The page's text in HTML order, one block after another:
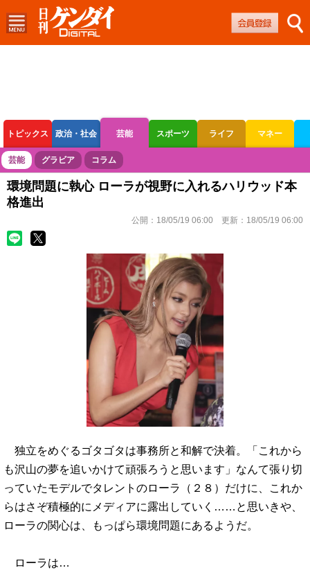
トピックス 政治・社会 芸能 スポーツ ライフ マネー
ボートレース 競輪 オートレース
芸能 グラビア コラム
環境問題に執心 ローラが視野に入れるハリウッド本
格進出
公開： 18/05/19 06:00 更新： 18/05/19 06:00
独立をめぐるゴタゴタは事務所と和解で決着。「これから
も沢山の夢を追いかけて頑張ろうと思います」なんて張り切
っていたモデルでタレントのローラ（２８）だけに、これか
らはさぞ積極的にメディアに露出していく……と思いきや、
ローラの関心は、もっぱら環境問題にあるようだ。
ローラは…